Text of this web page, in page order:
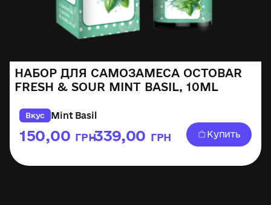
НАБОР ДЛЯ САМОЗАМЕСА OCTOBAR
FRESH & SOUR MINT BASIL, 10ML
Вкус Mint Basil
150,00 ГРН
–339,00 ГРН Купить